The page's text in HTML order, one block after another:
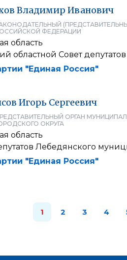
Владимир Иванович
ФЕДЕРАЦИИ
область
областной Совет депутатов
"Единая Россия"
Игорь Сергеевич
ОРГАН
ОКРУГА
область
Лебедянского
"Единая Россия"
1 2 3 4